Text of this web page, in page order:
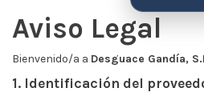
Aviso Legal
Bienvenido/a a Desguace Gandía,
1. Identificación del